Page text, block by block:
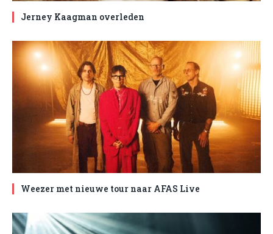
Jerney Kaagman overleden
Weezer met nieuwe tour naar AFAS Live